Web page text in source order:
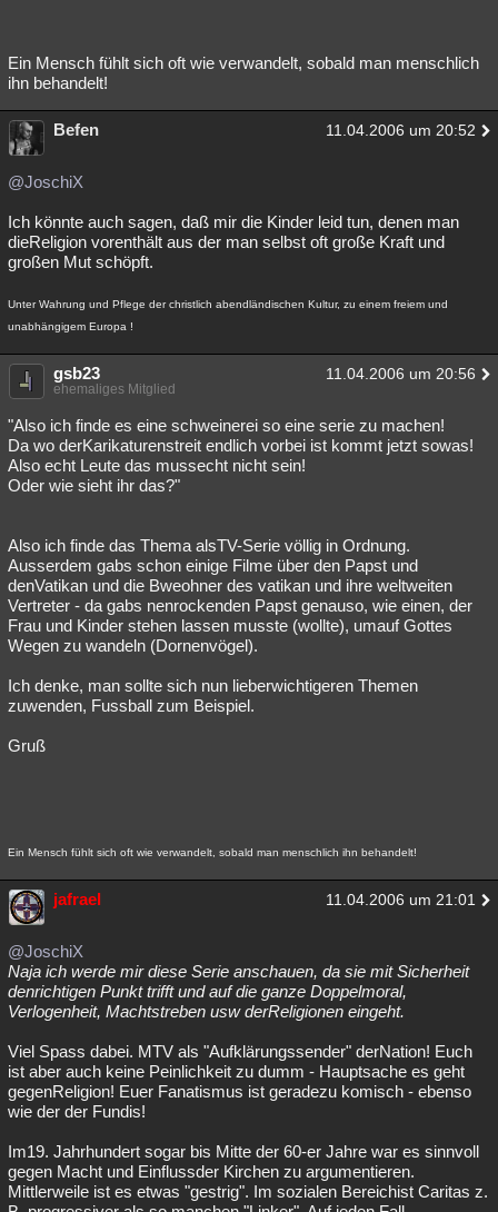
Ein Mensch fühlt sich oft wie verwandelt, sobald man menschlich
ihn behandelt!
Befen 11.04.2006 um 20:52
@JoschiX
Ich könnte auch sagen, daß mir die Kinder leid tun, denen man
dieReligion vorenthält aus der man selbst oft große Kraft und
großen Mut schöpft.
Unter Wahrung und Pflege der christlich abendländischen Kultur, zu einem freiem und
unabhängigem Europa !
gsb23 11.04.2006 um 20:56
ehemaliges Mitglied
"Also ich finde es eine schweinerei so eine serie zu machen!
Da wo derKarikaturenstreit endlich vorbei ist kommt jetzt sowas!
Also echt Leute das mussecht nicht sein!
Oder wie sieht ihr das?"
Also ich finde das Thema alsTV-Serie völlig in Ordnung.
Ausserdem gabs schon einige Filme über den Papst und
denVatikan und die Bweohner des vatikan und ihre weltweiten
Vertreter - da gabs nenrockenden Papst genauso, wie einen, der
Frau und Kinder stehen lassen musste (wollte), umauf Gottes
Wegen zu wandeln (Dornenvögel).
Ich denke, man sollte sich nun lieberwichtigeren Themen
zuwenden, Fussball zum Beispiel.
Gruß
Ein Mensch fühlt sich oft wie verwandelt, sobald man menschlich ihn behandelt!
jafrael 11.04.2006 um 21:01
@JoschiX
Naja ich werde mir diese Serie anschauen, da sie mit Sicherheit
denrichtigen Punkt trifft und auf die ganze Doppelmoral,
Verlogenheit, Machtstreben usw derReligionen eingeht.
Viel Spass dabei. MTV als "Aufklärungssender" derNation! Euch
ist aber auch keine Peinlichkeit zu dumm - Hauptsache es geht
gegenReligion! Euer Fanatismus ist geradezu komisch - ebenso
wie der der Fundis!
Im19. Jahrhundert sogar bis Mitte der 60-er Jahre war es sinnvoll
gegen Macht und Einflussder Kirchen zu argumentieren.
Mittlerweile ist es etwas "gestrig". Im sozialen Bereichist Caritas z.